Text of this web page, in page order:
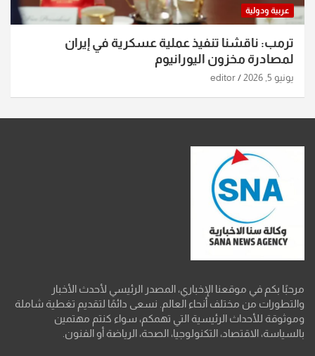
عربية ودولية
ترمب: ناقشنا تنفيذ عملية عسكرية في إيران
لمصادرة مخزون اليورانيوم
يونيو 5, 2026 editor
مرحبًا بكم في موقعنا الإخباري، المصدر الرئيسي لأحدث الأخبار
والتطورات من مختلف أنحاء العالم. نسعى دائمًا لتقديم تغطية شاملة
وموثوقة للأحداث الرئيسية التي تهمكم، سواء كنتم مهتمين
بالسياسة، الاقتصاد، التكنولوجيا، الصحة، الرياضة أو الفنون.